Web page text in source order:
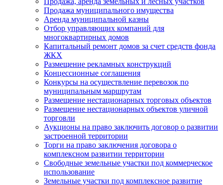
Продажа муниципального имущества
Аренда муниципальной казны
Отбор управляющих компаний для
многоквартирных домов
Капитальный ремонт домов за счет средств фонда
ЖКХ
Размещение рекламных конструкций
Концессионные соглашения
Конкурсы на осуществление перевозок по
муниципальным маршрутам
Размещение нестационарных торговых объектов
Размещение нестационарных объектов уличной
торговли
Аукционы на право заключить договор о развитии
застроенной территории
Торги на право заключения договора о
комплексном развитии территории
Свободные земельные участки под коммерческое
использование
Земельные участки под комплексное развитие